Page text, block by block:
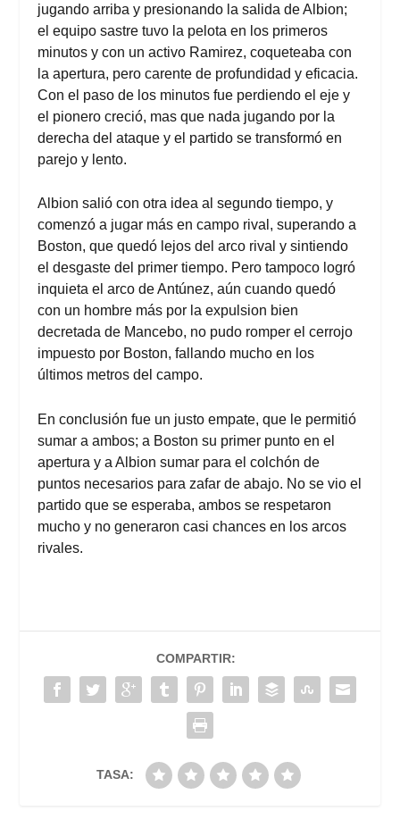
jugando arriba y presionando la salida de Albion;
el equipo sastre tuvo la pelota en los primeros
minutos y con un activo Ramirez, coqueteaba con
la apertura, pero carente de profundidad y eficacia.
Con el paso de los minutos fue perdiendo el eje y
el pionero creció, mas que nada jugando por la
derecha del ataque y el partido se transformó en
parejo y lento.
Albion salió con otra idea al segundo tiempo, y
comenzó a jugar más en campo rival, superando a
Boston, que quedó lejos del arco rival y sintiendo
el desgaste del primer tiempo. Pero tampoco logró
inquieta el arco de Antúnez, aún cuando quedó
con un hombre más por la expulsion bien
decretada de Mancebo, no pudo romper el cerrojo
impuesto por Boston, fallando mucho en los
últimos metros del campo.
En conclusión fue un justo empate, que le permitió
sumar a ambos; a Boston su primer punto en el
apertura y a Albion sumar para el colchón de
puntos necesarios para zafar de abajo. No se vio el
partido que se esperaba, ambos se respetaron
mucho y no generaron casi chances en los arcos
rivales.
COMPARTIR:
TASA: